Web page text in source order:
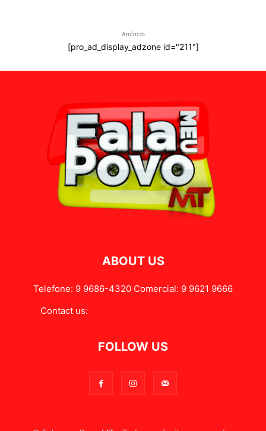
Anúncio
[pro_ad_display_adzone id="211"]
ABOUT US
Telefone: 9 9686-4320 Comercial: 9 9621 9666
Contact us:
FOLLOW US